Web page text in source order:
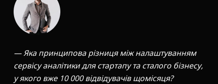
— Яка принципова різниця між налаштуванням
сервісу аналітики для стартапу та сталого бізнесу,
у якого вже 10 000 відвідувачів щомісяця?